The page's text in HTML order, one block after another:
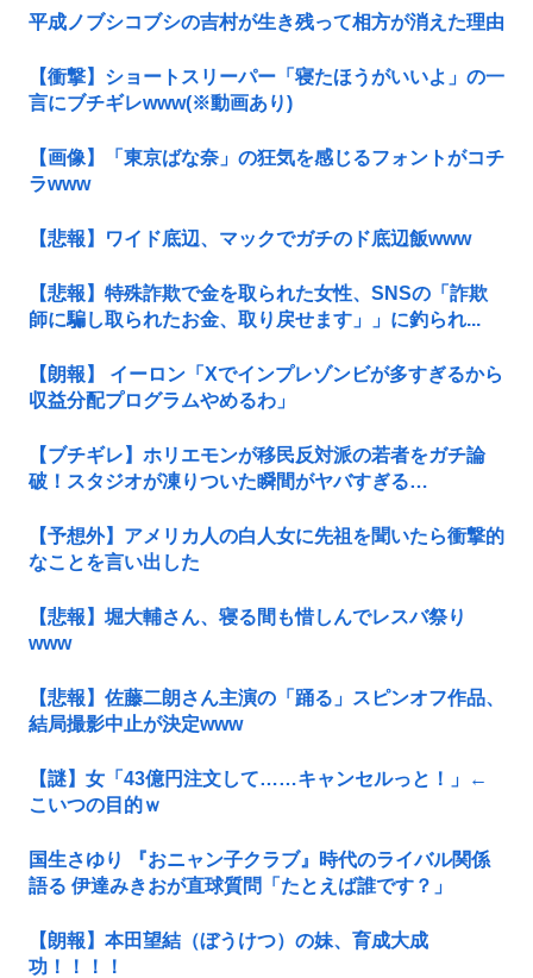
平成ノブシコブシの吉村が生き残って相方が消えた理由
【衝撃】ショートスリーパー「寝たほうがいいよ」の一
言にブチギレwww(※動画あり)
【画像】「東京ばな奈」の狂気を感じるフォントがコチ
ラwww
【悲報】ワイド底辺、マックでガチのド底辺飯www
【悲報】特殊詐欺で金を取られた女性、SNSの「詐欺
師に騙し取られたお金、取り戻せます」」に釣られ...
【朗報】 イーロン「Xでインプレゾンビが多すぎるから
収益分配プログラムやめるわ」
【ブチギレ】ホリエモンが移民反対派の若者をガチ論
破！スタジオが凍りついた瞬間がヤバすぎる…
【予想外】アメリカ人の白人女に先祖を聞いたら衝撃的
なことを言い出した
【悲報】堀大輔さん、寝る間も惜しんでレスバ祭り
www
【悲報】佐藤二朗さん主演の「踊る」スピンオフ作品、
結局撮影中止が決定www
【謎】女「43億円注文して……キャンセルっと！」←
こいつの目的ｗ
国生さゆり 『おニャン子クラブ』時代のライバル関係
語る 伊達みきおが直球質問「たとえば誰です？」
【朗報】本田望結（ぼうけつ）の妹、育成大成
功！！！！